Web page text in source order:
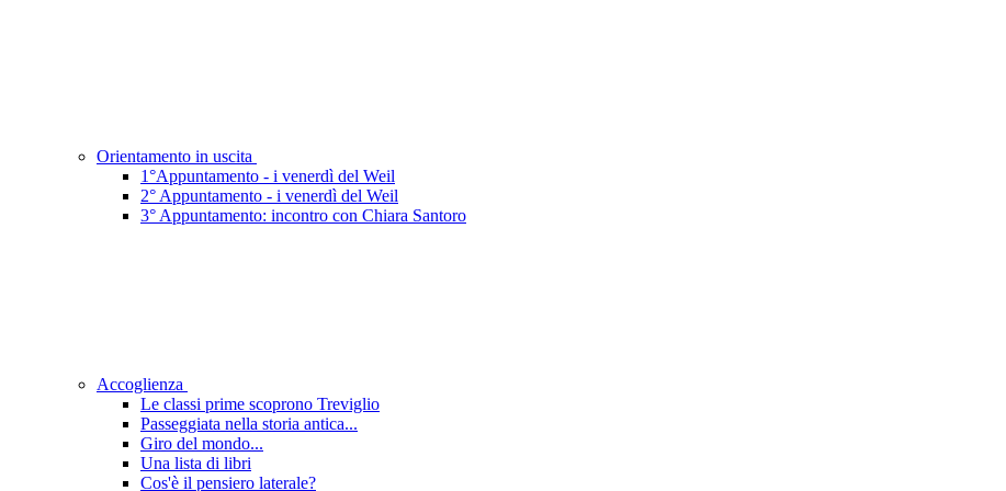
Orientamento in uscita
1°Appuntamento - i venerdì del Weil
2° Appuntamento - i venerdì del Weil
3° Appuntamento: incontro con Chiara Santoro
Accoglienza
Le classi prime scoprono Treviglio
Passeggiata nella storia antica...
Giro del mondo...
Una lista di libri
Cos'è il pensiero laterale?